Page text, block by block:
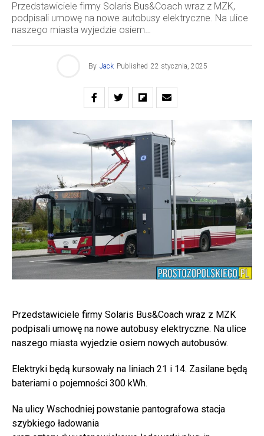
Przedstawiciele firmy Solaris Bus&Coach wraz z MZK,
podpisali umowę na nowe autobusy elektryczne. Na ulice
naszego miasta wyjedzie osiem…
By Jack Published 22 stycznia, 2025
Przedstawiciele firmy Solaris Bus&Coach wraz z MZK
podpisali umowę na nowe autobusy elektryczne. Na ulice
naszego miasta wyjedzie osiem nowych autobusów.
Elektryki będą kursowały na liniach 21 i 14. Zasilane będą
bateriami o pojemności 300 kWh.
Na ulicy Wschodniej powstanie pantografowa stacja
szybkiego ładowania